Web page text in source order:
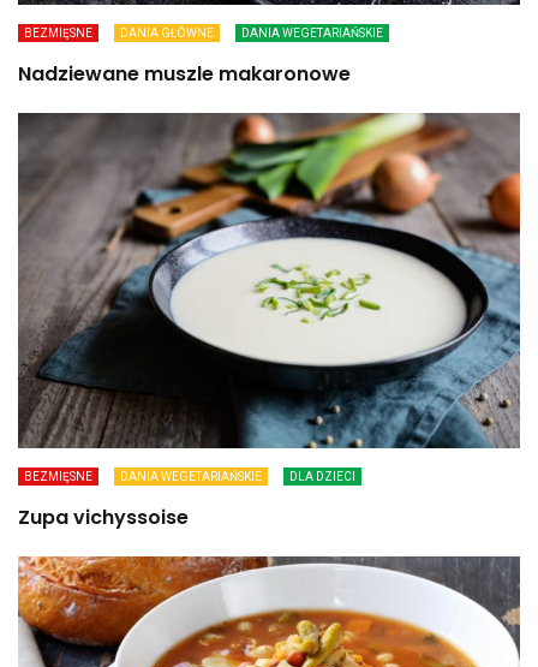
BEZMIĘSNE DANIA GŁÓWNE DANIA WEGETARIAŃSKIE
Nadziewane muszle makaronowe
BEZMIĘSNE DANIA WEGETARIAŃSKIE DLA DZIECI
Zupa vichyssoise